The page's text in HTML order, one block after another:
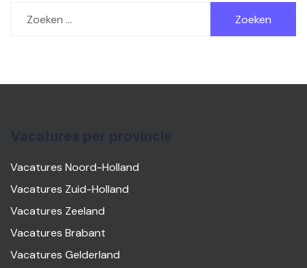
naar:
Vacatures Noord-Holland
Vacatures Zuid-Holland
Vacatures Zeeland
Vacatures Brabant
Vacatures Gelderland